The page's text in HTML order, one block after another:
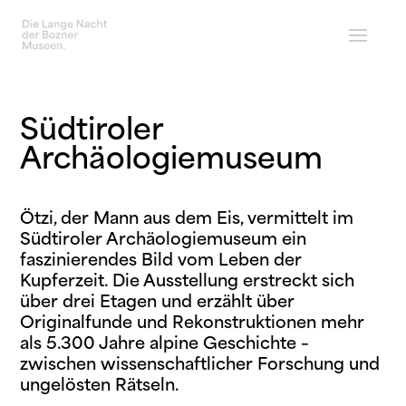
Südtiroler
Archäologiemuseum
Ötzi, der Mann aus dem Eis, vermittelt im
Südtiroler Archäologiemuseum ein
faszinierendes Bild vom Leben der
Kupferzeit. Die Ausstellung erstreckt sich
über drei Etagen underzählt über
Originalfunde und Rekonstruktionen mehr
als 5.300 Jahre alpine Geschichte –
zwischenwissenschaftlicher Forschung und
ungelösten Rätseln.